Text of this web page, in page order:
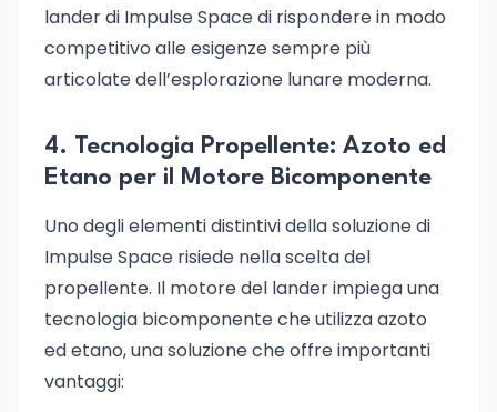
lander di Impulse Space di rispondere in modo
competitivo alle esigenze sempre più
articolate dell’esplorazione lunare moderna.
4. Tecnologia Propellente: Azoto ed
Etano per il Motore Bicomponente
Uno degli elementi distintivi della soluzione di
Impulse Space risiede nella scelta del
propellente. Il motore del lander impiega una
tecnologia bicomponente che utilizza azoto
ed etano, una soluzione che offre importanti
vantaggi: